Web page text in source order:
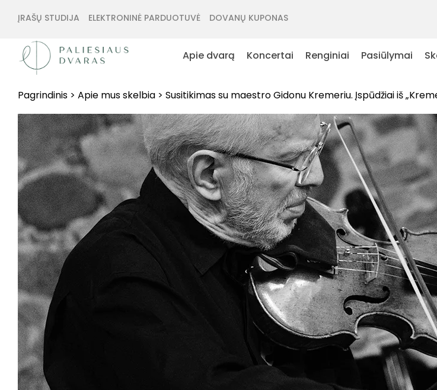
ĮRAŠŲ STUDIJA ELEKTRONINĖ PARDUOTUVĖ DOVANŲ KUPONAS
Apie dvarą Koncertai Renginiai Pasiūlymai
Pagrindinis > Apie mus skelbia > Susitikimas su maestro Gidonu Kremeriu. Įspūdžiai iš